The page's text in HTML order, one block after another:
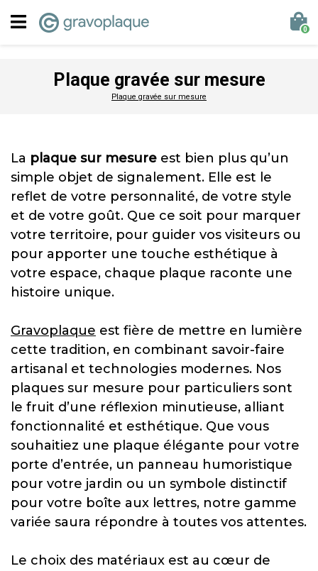
0
Plaque gravée sur mesure
Plaque gravée sur mesure
La plaque sur mesure est bien plus qu’un
simple objet de signalement. Elle est le
reflet de votre personnalité, de votre style
et de votre goût. Que ce soit pour marquer
votre territoire, pour guider vos visiteurs ou
pour apporter une touche esthétique à
votre espace, chaque plaque raconte une
histoire unique.
Gravoplaque est fière de mettre en lumière
cette tradition, en combinant savoir-faire
artisanal et technologies modernes. Nos
plaques sur mesure pour particuliers sont
le fruit d’une réflexion minutieuse, alliant
fonctionnalité et esthétique. Que vous
souhaitiez une plaque élégante pour votre
porte d’entrée, un panneau humoristique
pour votre jardin ou un symbole distinctif
pour votre boîte aux lettres, notre gamme
variée saura répondre à toutes vos attentes.
Le choix des matériaux est au cœur de